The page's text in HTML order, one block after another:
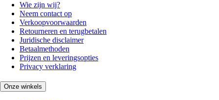
Wie zijn wij?
Neem contact op
Verkoopvoorwaarden
Retourneren en terugbetalen
Juridische disclaimer
Betaalmethoden
Prijzen en leveringsopties
Privacy verklaring
Onze winkels